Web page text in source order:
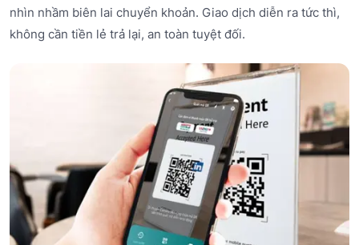
nhìn nhầm biên lai chuyển khoản. Giao dịch diễn ra tức thì,
không cần tiền lẻ trả lại, an toàn tuyệt đối.